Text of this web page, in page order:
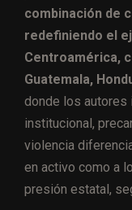
combinación de
redefiniendo el
Centroamérica,
Guatemala,
donde los autores
institucional,
violencia
en activo como a
presión estatal,